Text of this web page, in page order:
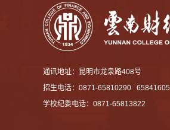
通讯地址：昆明市龙泉路408号
招生电话：0871-65810290 65841605
学校纪委电话：0871-65813822